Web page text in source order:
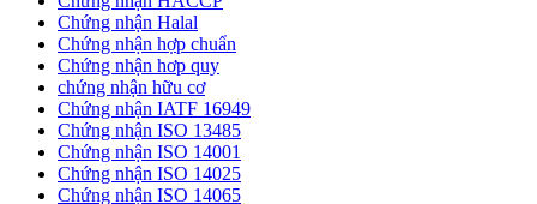
Chứng nhận Halal
Chứng nhận hợp chuẩn
Chứng nhận hơp quy
chứng nhận hữu cơ
Chứng nhận IATF 16949
Chứng nhận ISO 13485
Chứng nhận ISO 14001
Chứng nhận ISO 14025
Chứng nhận ISO 14065